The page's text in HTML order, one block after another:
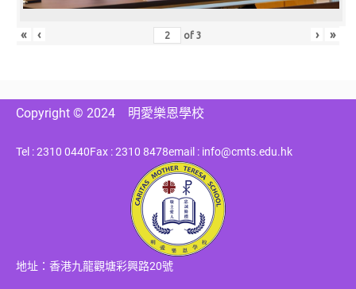
« ‹ of3 › »
Copyright © 2024 明愛樂恩學校
Tel : 2310 0440Fax : 2310 8478email : info@cmts.edu.hk
地址：香港九龍觀塘彩興路20號